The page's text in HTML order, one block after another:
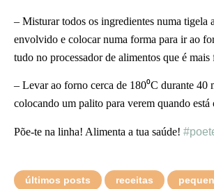
– Misturar todos os ingredientes numa tigela
envolvido e colocar numa forma para ir ao
tudo no processador de alimentos que é mais
– Levar ao forno cerca de 180⁰C durante 40
colocando um palito para verem quando está
Põe-te na linha! Alimenta a tua saúde!
últimos posts receitas